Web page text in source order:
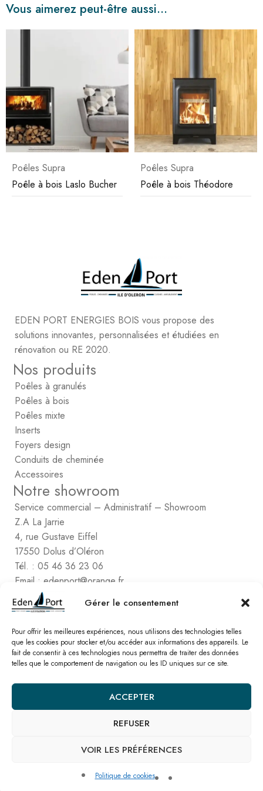
Gérer le consentement
Pour offrir les meilleures expériences, nous utilisons des technologies telles
que les cookies pour stocker et/ou accéder aux informations des appareils. Le
fait de consentir à ces technologies nous permettra de traiter des données
telles que le comportement de navigation ou les ID uniques sur ce site.
ACCEPTER
REFUSER
VOIR LES PRÉFÉRENCES
Politique de cookies
Vous aimerez peut-être aussi…
Poêles Supra
Poêle à bois Laslo Bucher
Poêles Supra
Poêle à bois Théodore
EDEN PORT ENERGIES BOIS vous propose des
solutions innovantes, personnalisées et étudiées en
rénovation ou RE 2020.
Nos produits
Poêles à granulés
Poêles à bois
Poêles mixte
Inserts
Foyers design
Conduits de cheminée
Accessoires
Notre showroom
Service commercial – Administratif – Showroom
Z.A La Jarrie
4, rue Gustave Eiffel
17550 Dolus d’Oléron
Tél. : 05 46 36 23 06
Email : edenport@orange.fr
Contactez Eden Port
Comptabilité
2, rue de Vert-Bois – La Gaconnière
17480 le Château d’Oléon
Tél. : 05 46 47 78 16